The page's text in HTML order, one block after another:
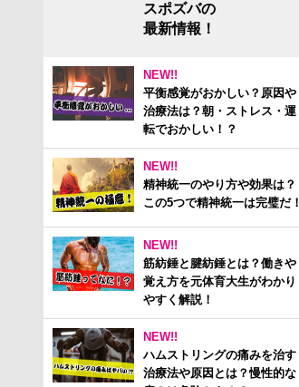
スポズバの
最新情報！
NEW!!
平衡感覚がおかしい？原因や
治療法は？朝・ストレス・運
転でおかしい！？
NEW!!
精神統一のやり方や効果は？
この5つで精神統一は完璧だ！
NEW!!
筋紡錘と腱紡錘とは？働きや
覚え方を元体育大生がわかり
やすく解説！
NEW!!
ハムストリングの痛みを治す
治療法や原因とは？慢性的な